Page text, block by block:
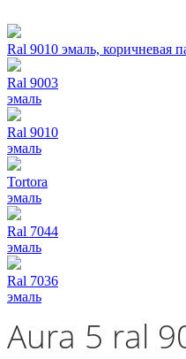
Ral 9010 эмаль, коричневая
Ral 9003
эмаль
Ral 9010
эмаль
Tortora
эмаль
Ral 7044
эмаль
Ral 7036
эмаль
Aura 5 ral